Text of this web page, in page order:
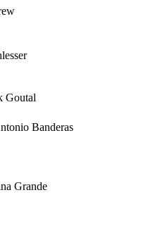
Goutal
Banderas
Grande